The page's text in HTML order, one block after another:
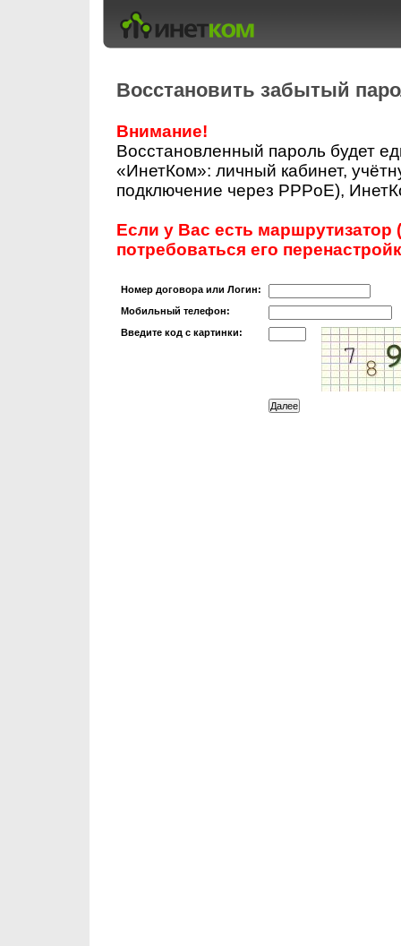
Восстановить забытый
Внимание!
Восстановленный пароль будет
«ИнетКом»: личный кабинет,
подключение через PPPoE),
Если у Вас есть маршрутизатор
потребоваться его
Номер договора или Логин:
Мобильный телефон:
Введите код с картинки: